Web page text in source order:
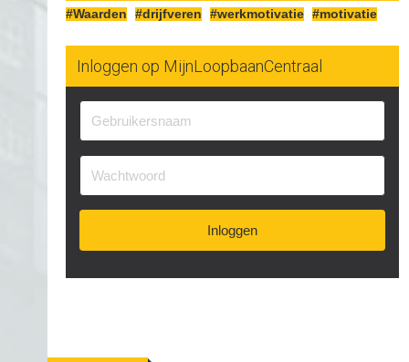
#Waarden #drijfveren #werkmotivatie #motivatie
Inloggen op MijnLoopbaanCentraal
Inloggen